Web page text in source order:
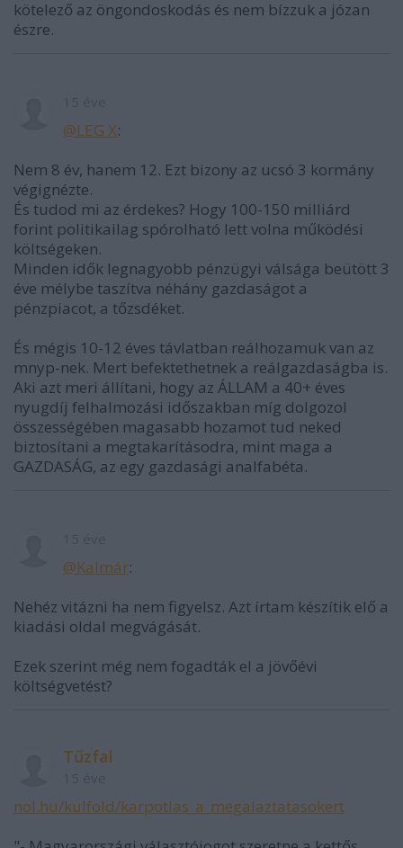
kötelező az öngondoskodás és nem bízzuk a józan
észre.
@LEG X:
Nem 8 év, hanem 12. Ezt bizony az ucsó 3 kormány
végignézte.
És tudod mi az érdekes? Hogy 100-150 milliárd
forint politikailag spórolható lett volna működési
költségeken.
Minden idők legnagyobb pénzügyi válsága beütött 3
éve mélybe taszítva néhány gazdaságot a
pénzpiacot, a tőzsdéket.
És mégis 10-12 éves távlatban reálhozamuk van az
mnyp-nek. Mert befektethetnek a reálgazdaságba is.
Aki azt meri állítani, hogy az ÁLLAM a 40+ éves
nyugdíj felhalmozási időszakban míg dolgozol
összességében magasabb hozamot tud neked
biztosítani a megtakarításodra, mint maga a
GAZDASÁG, az egy gazdasági analfabéta.
@Kalmár:
Nehéz vitázni ha nem figyelsz. Azt írtam készítik elő a
kiadási oldal megvágását.
Ezek szerint még nem fogadták el a jövőévi
költségvetést?
Tűzfal
nol.hu/kulfold/karpotlas_a_megalaztatasokert